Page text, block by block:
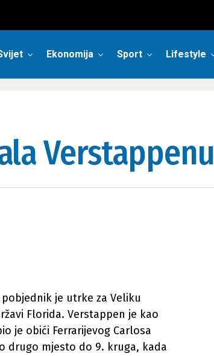
Ekonomija Sport Lifestyle
Verstappenu
je utrke za Veliku
Florida. Verstappen je kao
je obići Ferrarijevog Carlosa
drugo mjesto do 9. kruga, kada